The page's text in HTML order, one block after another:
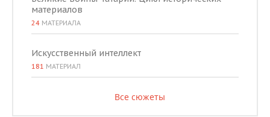
материалов
24 МАТЕРИАЛА
Искусственный интеллект
181 МАТЕРИАЛ
Все сюжеты